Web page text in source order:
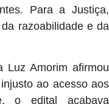
Para a Justiça,
razoabilidade e da
Luz Amorim afirmou
ao acesso aos
o edital acabava